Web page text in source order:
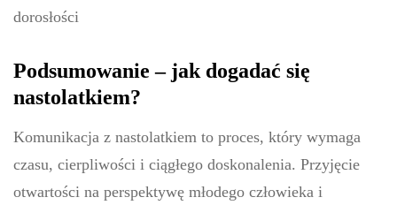
dorosłości
Podsumowanie – jak dogadać się
nastolatkiem?
Komunikacja z nastolatkiem to proces, który wymaga
czasu, cierpliwości i ciągłego doskonalenia. Przyjęcie
otwartości na perspektywę młodego człowieka i